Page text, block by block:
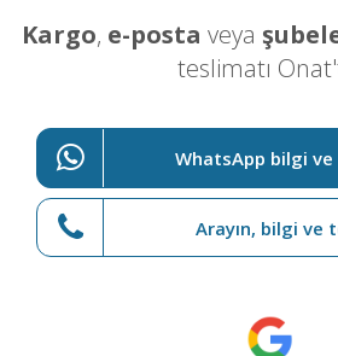
Kargo, e-posta veya
teslimatı
WhatsApp bilgi
Arayın, bilgi ve